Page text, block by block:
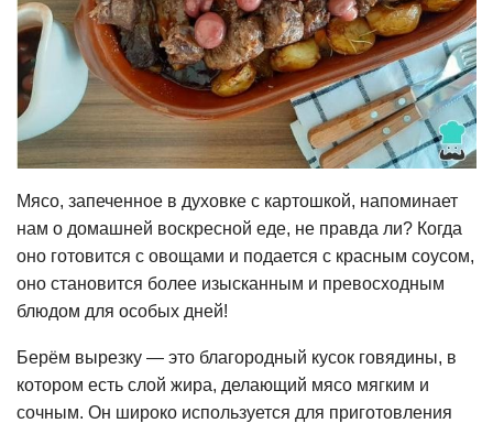
Мясо, запеченное в духовке с картошкой, напоминает
нам о домашней воскресной еде, не правда ли? Когда
оно готовится с овощами и подается с красным соусом,
оно становится более изысканным и превосходным
блюдом для особых дней!
Берём вырезку — это благородный кусок говядины, в
котором есть слой жира, делающий мясо мягким и
сочным. Он широко используется для приготовления